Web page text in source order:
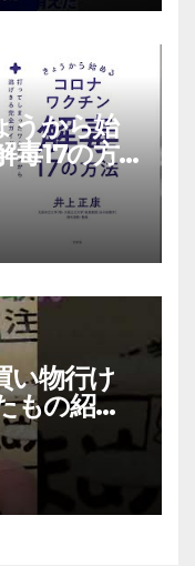
うから始
毒17の方
い物行け
もの紹